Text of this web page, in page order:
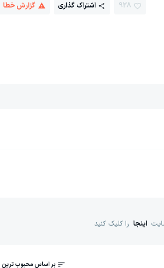
928 اشتراک گذاری گزارش خطا
اینجا را کلیک کنید